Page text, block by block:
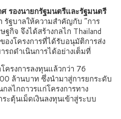
รองนายกรัฐมนตรีและรัฐมนตรี
รัฐบาลให้ความสำคัญกับ “การ
ฐกิจ จึงได้สร้างกลไก Thailand
องโครงการที่ได้รับอนุมัติการส่ง
รถดำเนินการได้อย่างเต็มที่
รงการลงทุนแล้วกว่า 76
ล้านบาท ซึ่งนำมาสู่การยกระดับ
กลไกถาวรแก่โครงการทาง
ะตุ้นเม็ดเงินลงทุนเข้าสู่ระบบ